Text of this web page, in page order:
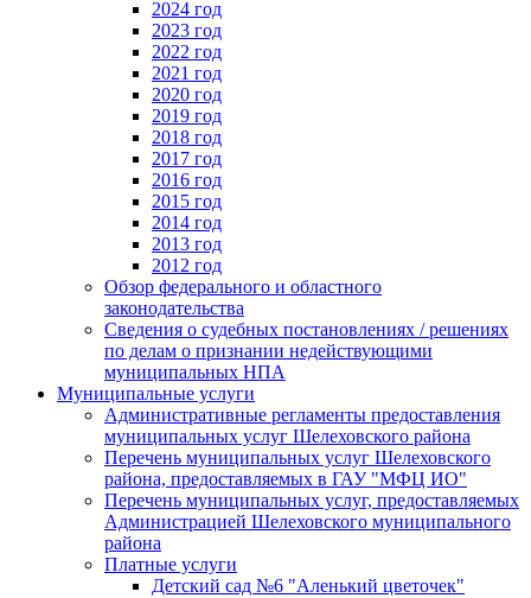
2024 год
2023 год
2022 год
2021 год
2020 год
2019 год
2018 год
2017 год
2016 год
2015 год
2014 год
2013 год
2012 год
Обзор федерального и областного
законодательства
Сведения о судебных постановлениях / решениях
по делам о признании недействующими
муниципальных НПА
Муниципальные услуги
Административные регламенты предоставления
муниципальных услуг Шелеховского района
Перечень муниципальных услуг Шелеховского
района, предоставляемых в ГАУ "МФЦ ИО"
Перечень муниципальных услуг, предоставляемых
Администрацией Шелеховского муниципального
района
Платные услуги
Детский сад №6 "Аленький цветочек"